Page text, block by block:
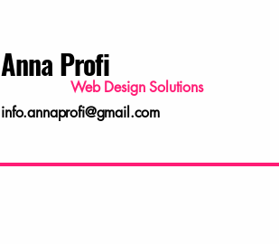
Anna Profi
Web Design Solutions
info.annaprofi@gmail.com